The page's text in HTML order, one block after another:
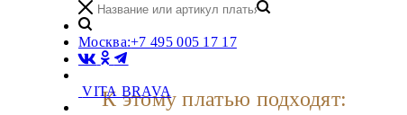
Москва:+7 495 005 17 17
VITA BRAVA
К этому платью подходят: